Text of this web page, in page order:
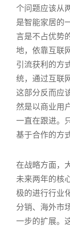
个问题应该从
是智能家居的
言是不占优势
地，依靠互联
引流获利的方
统，通过互联
这部分反而应
然是以商业用
一直在跟进。
基于合作的方
在战略方面，
未来两年的核
极的进行行业
分销、海外市
一步的扩展。